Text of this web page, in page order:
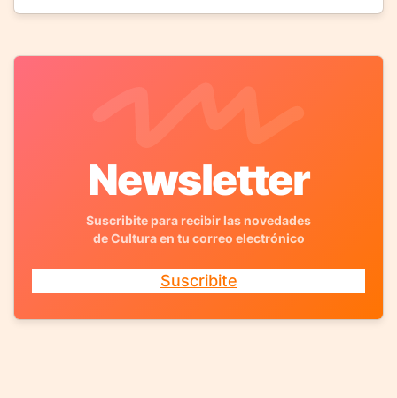
Newsletter
Suscribite para recibir las novedades
de Cultura en tu correo electrónico
Suscribite